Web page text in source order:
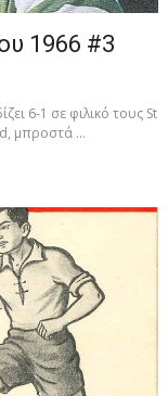
1966 #3
6-1 σε φιλικό τους St
μπροστά ...